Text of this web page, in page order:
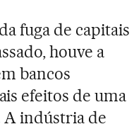
fuga de capitais
houve a
bancos
efeitos de uma
A indústria de